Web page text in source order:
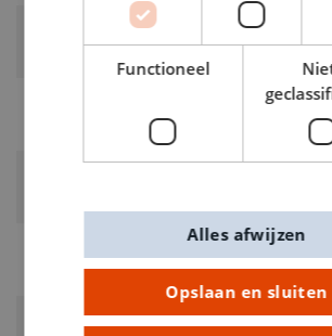
0.014kg
ARTIKELNUMMER
Functioneel
Opslaan en sluiten
Alles afwijzen